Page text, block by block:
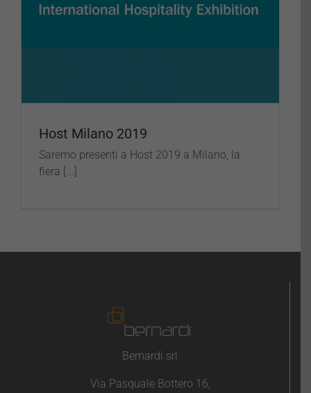
Host Milano 2019
Saremo presenti a Host 2019 a Milano, la
fiera [...]
Bernardi srl
Via Pasquale Bottero 16,